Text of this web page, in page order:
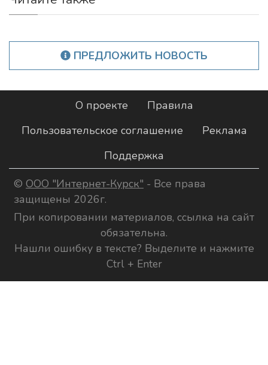
ПРЕДЛОЖИТЬ НОВОСТЬ
О проекте
Правила
Пользовательское соглашение
Реклама
Поддержка
© ООО "Интернет-Курск" - Все права
защищены 2026г.
При копировании материалов, ссылка на сайт
обязательна.
Нашли ошибку в тексте? Выделите и нажмите
Ctrl + Enter